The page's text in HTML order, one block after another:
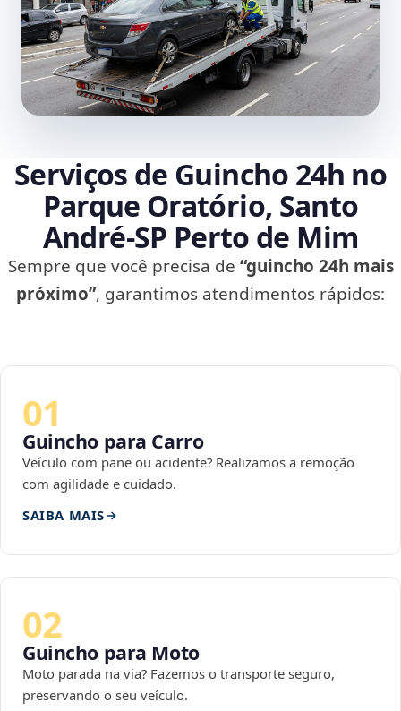
Serviços de Guincho 24h no
Parque Oratório, Santo
André‑SP Perto de Mim
Sempre que você precisa de “guincho 24h mais
próximo”, garantimos atendimentos rápidos:
01
Guincho para Carro
Veículo com pane ou acidente? Realizamos a remoção
com agilidade e cuidado.
SAIBA MAIS
02
Guincho para Moto
Moto parada na via? Fazemos o transporte seguro,
preservando o seu veículo.